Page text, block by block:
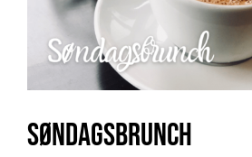
Søndagsbrunch